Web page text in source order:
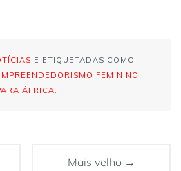
E ETIQUETADAS COMO
FEMININO
ÁFRICA.
Mais velho →